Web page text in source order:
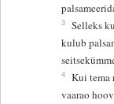
3 Selleks
kulub
4 Kui tema
vaarao